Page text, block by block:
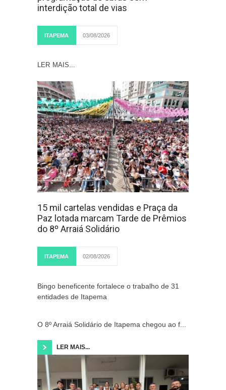
interdição total de vias
ITAPEMA 03/08/2026
LER MAIS...
15 mil cartelas vendidas e Praça da
Paz lotada marcam Tarde de Prêmios
do 8º Arraiá Solidário
ITAPEMA 02/08/2026
Bingo beneficente fortalece o trabalho de 31
entidades de Itapema
O 8º Arraiá Solidário de Itapema chegou ao f...
LER MAIS...